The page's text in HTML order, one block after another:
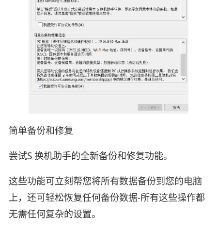
简单备份和修复
尝试S 换机助手的全新备份和修复功能。
这些功能可立刻帮您将所有数据备份到您的电脑
上，还可轻松恢复任何备份数据-所有这些操作都
无需任何复杂的设置。